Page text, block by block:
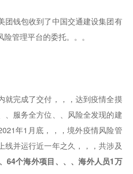
团钱包收到了中国交通建设集团有
理平台的委托。。。
就完成了交付，，，达到疫情全摸
、服务全方位、、风险全发现的建
年1月底，，，境外疫情风险管
线并运行近一年之久，，，共涉及
个海外项目、、、海外人员1万